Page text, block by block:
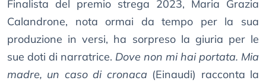
Finalista del premio strega 2023, Maria Grazia
Calandrone, nota ormai da tempo per la sua
produzione in versi, ha sorpreso la giuria per le
sue doti di narratrice. Dove non mi hai portata. Mia
madre, un caso di cronaca (Einaudi) racconta la